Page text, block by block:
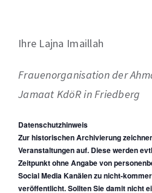
Ihre Lajna Imaillah
Frauenorganisation der
Jamaat KdöR in Friedberg
Datenschutzhinweis
Zur historischen Archivierung
Veranstaltungen auf. Diese werden
Zeitpunkt ohne Angabe von
Social Media Kanälen zu nicht-
veröffentlicht. Sollten Sie damit nicht